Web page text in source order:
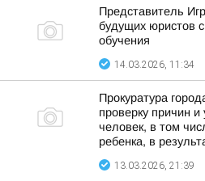
Представитель
будущих юристов
обучения
14.03.2026, 11:34
Прокуратура
проверку причин и
человек, в том
ребенка, в
13.03.2026, 21:39